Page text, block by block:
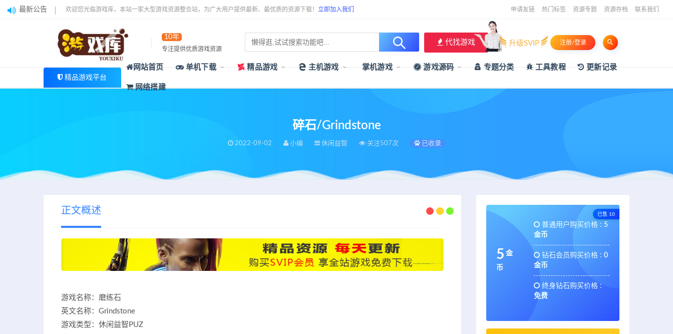
最新公告 欢迎您光临游戏库，本站一家大型游戏资源整合站，为广大用户提供最新、最优质的资源下载！ 立即加入我们 申请友链 热门标签 资源专题 资源存档 联系我们
10年
专注提供优质游戏资源
代找游戏 升级SVIP 注册/登录
精品游戏平台
网站首页 单机下载 精品游戏 主机游戏 掌机游戏 游戏源码 专题分类 工具教程 更新记录
网络搭建
碎石/Grindstone
2022-09-02 小编 休闲益智 关注507次 已收录
正文概述
游戏名称：磨练石
英文名称：Grindstone
游戏类型：休闲益智PUZ
已售 10
5 金
币
普通用户购买价格 : 5
金币
钻石会员购买价格 : 0
金币
终身钻石购买价格 :
免费